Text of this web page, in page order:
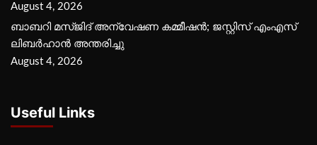
August 4, 2026
ബാബറി മസ്ജിദ് അന്വേഷണ കമ്മീഷന്‍; ജസ്റ്റിസ് എംഎസ്
ലിബര്‍ഹാന്‍ അന്തരിച്ചു
August 4, 2026
Useful Links